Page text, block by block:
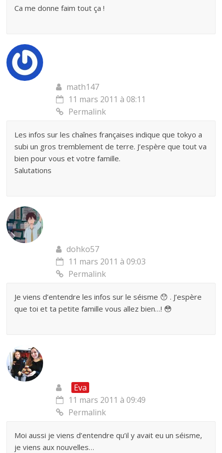
Ca me donne faim tout ça !
math147
11 mars 2011 à 08:11
Permalink
Les infos sur les chaînes françaises indique que tokyo a
subi un gros tremblement de terre. J’espère que tout va
bien pour vous et votre famille.
Salutations
dohko57
11 mars 2011 à 09:03
Permalink
Je viens d’entendre les infos sur le séisme 😯 . J’espère
que toi et ta petite famille vous allez bien…! 😳
Eva
11 mars 2011 à 09:49
Permalink
Moi aussi je viens d’entendre qu’il y avait eu un séisme,
je viens aux nouvelles…